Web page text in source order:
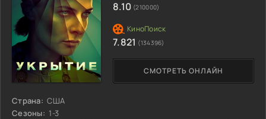
Страна: США
Сезоны: 1-3
СМОТРЕТЬ ОНЛАЙН
8.10 (210000)
7.821 (134396)